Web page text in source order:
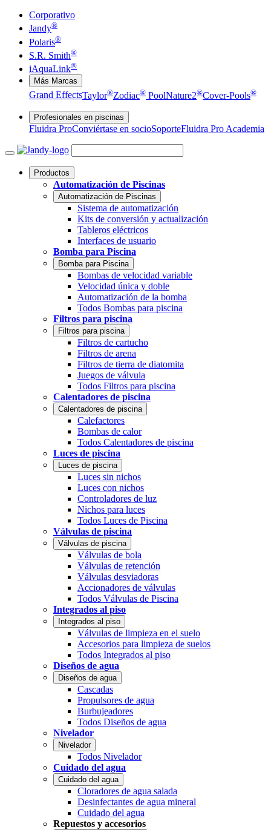
Corporativo
Jandy®
Polaris®
S.R. Smith®
iAquaLink®
Más Marcas
Grand EffectsTaylor®Zodiac® PoolNature2®Cover-Pools®
Profesionales en piscinas
Fluidra ProConviértase en socioSoporteFluidra Pro Academia
Productos
Automatización de Piscinas
Automatización de Piscinas
Sistema de automatización
Kits de conversión y actualización
Tableros eléctricos
Interfaces de usuario
Bomba para Piscina
Bomba para Piscina
Bombas de velocidad variable
Velocidad única y doble
Automatización de la bomba
Todos Bombas para piscina
Filtros para piscina
Filtros para piscina
Filtros de cartucho
Filtros de arena
Filtros de tierra de diatomita
Juegos de válvula
Todos Filtros para piscina
Calentadores de piscina
Calentadores de piscina
Calefactores
Bombas de calor
Todos Calentadores de piscina
Luces de piscina
Luces de piscina
Luces sin nichos
Luces con nichos
Controladores de luz
Nichos para luces
Todos Luces de Piscina
Válvulas de piscina
Válvulas de piscina
Válvulas de bola
Válvulas de retención
Válvulas desviadoras
Accionadores de válvulas
Todos Válvulas de Piscina
Integrados al piso
Integrados al piso
Válvulas de limpieza en el suelo
Accesorios para limpieza de suelos
Todos Integrados al piso
Diseños de agua
Diseños de agua
Cascadas
Propulsores de agua
Burbujeadores
Todos Diseños de agua
Nivelador
Nivelador
Todos Nivelador
Cuidado del agua
Cuidado del agua
Cloradores de agua salada
Desinfectantes de agua mineral
Cuidado del agua
Repuestos y accesorios